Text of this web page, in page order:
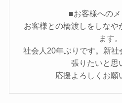
■お客様への
お客様との橋渡しをしなや
ます。
社会人20年ぶりです。新
張りたいと思
応援よろしくお願